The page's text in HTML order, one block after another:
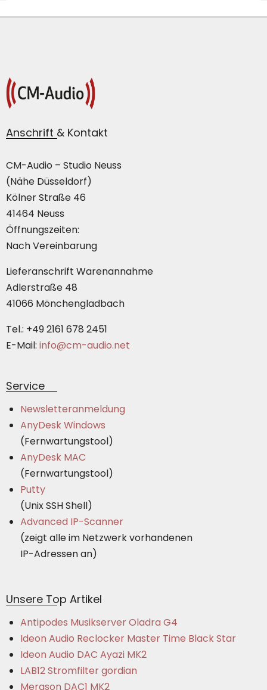
Anschrift & Kontakt
CM-Audio – Studio Neuss
(Nähe Düsseldorf)
Kölner Straße 46
41464 Neuss
Öffnungszeiten:
Nach Vereinbarung
Lieferanschrift Warenannahme
Adlerstraße 48
41066 Mönchengladbach
Tel.: +49 2161 678 2451
E-Mail: info@cm-audio.net
Service
Newsletteranmeldung
AnyDesk Windows
(Fernwartungstool)
AnyDesk MAC
(Fernwartungstool)
Putty
(Unix SSH Shell)
Advanced IP-Scanner
(zeigt alle im Netzwerk vorhandenen
IP-Adressen an)
Unsere Top Artikel
Antipodes Musikserver Oladra G4
Ideon Audio Reclocker Master Time Black Star
Ideon Audio DAC Ayazi MK2
LAB12 Stromfilter gordian
Merason DAC1 MK2